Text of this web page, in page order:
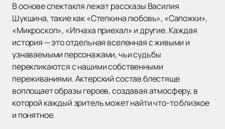
В основе спектакля лежат рассказы Василия
Шукшина, такие как «Степкина любовь», «Сапожки»,
«Микроскоп», «Игнаха приехал» и другие. Каждая
история — это отдельная вселенная с живыми и
узнаваемыми персонажами, чьи судьбы
перекликаются с нашими собственными
переживаниями. Актерский состав блестяще
воплощает образы героев, создавая атмосферу, в
которой каждый зритель может найти что-то близкое
и понятное.